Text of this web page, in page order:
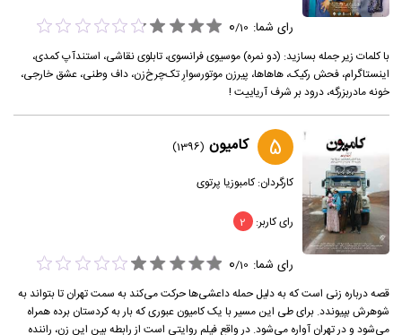
رای شما: 0/10
با کلمات زیر جمله بسازید: (دو نمره) موسیوی فرانسوی، تابلوی نقاشی، استندآپ کمدی،
اینستاگرام، فحش رکیک، هاهاها، پیرزن موتورسوارِ تک‌چرخ‌زن، داف وطنی، عشق خارجی،
خونه مادربزرگه، درود بر شرف آریاییت !
5 کامیون (1396)
کارگردان:کامبوزیا پرتوی
رای کاربر: 2
رای شما: 0/10
قصه درباره زنی است که به دلیل حمله ‌داعشی‌ها حرکت می‌کند به سمت تهران تا بتواند به
شوهرش بپیوندد. برای طی این مسیر با یک کامیون عبوری که بار به کردستان برده همراه
می‌شود و در تهران آواره می‌شود. در واقع فیلم روایتی است از رابطه بین این زن، راننده